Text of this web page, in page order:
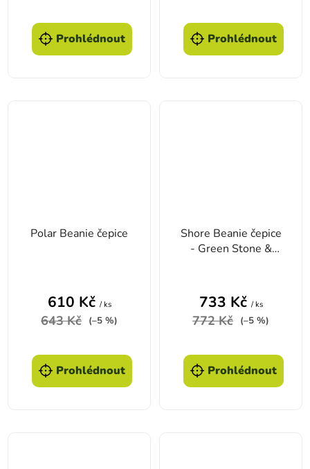
Prohlédnout Prohlédnout
Polar Beanie čepice
610 Kč / ks
643 Kč (–5 %)
Prohlédnout
Shore Beanie čepice
- Green Stone &
733 Kč / ks
772 Kč (–5 %)
Prohlédnout